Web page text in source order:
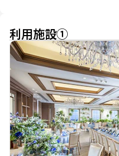
利用施設①